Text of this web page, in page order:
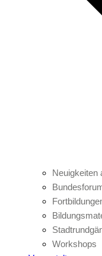
Neuigkeiten
Workshops